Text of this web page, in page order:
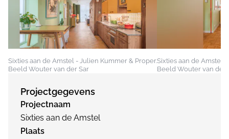
Sixties aan de Amstel - Julien Kummer & Proper.
Beeld Wouter van der Sar
Sixties aan de Amstel
Beeld Wouter van der
Projectgegevens
Projectnaam
Sixties aan de Amstel
Plaats